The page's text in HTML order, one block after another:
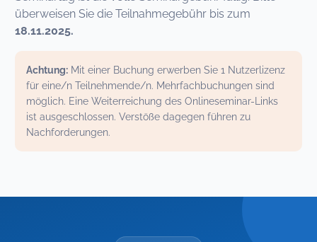
überweisen Sie die Teilnahmegebühr bis zum
18.11.2025.
Achtung: Mit einer Buchung erwerben Sie 1 Nutzerlizenz
für eine/n Teilnehmende/n. Mehrfachbuchungen sind
möglich. Eine Weiterreichung des Onlineseminar-Links
ist ausgeschlossen. Verstöße dagegen führen zu
Nachforderungen.